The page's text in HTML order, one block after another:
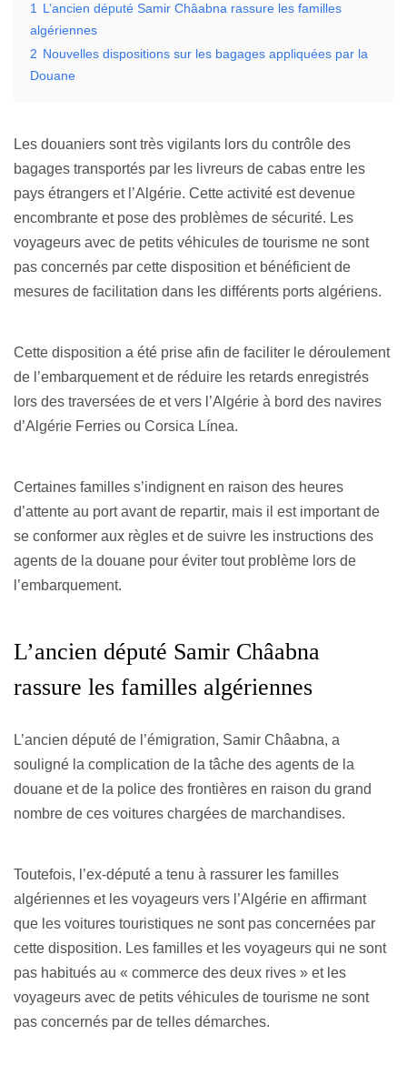
1 L’ancien député Samir Châabna rassure les familles
algériennes
2 Nouvelles dispositions sur les bagages appliquées par la
Douane
Les douaniers sont très vigilants lors du contrôle des
bagages transportés par les livreurs de cabas entre les
pays étrangers et l’Algérie. Cette activité est devenue
encombrante et pose des problèmes de sécurité. Les
voyageurs avec de petits véhicules de tourisme ne sont
pas concernés par cette disposition et bénéficient de
mesures de facilitation dans les différents ports algériens.
Cette disposition a été prise afin de faciliter le déroulement
de l’embarquement et de réduire les retards enregistrés
lors des traversées de et vers l’Algérie à bord des navires
d’Algérie Ferries ou Corsica Línea.
Certaines familles s’indignent en raison des heures
d’attente au port avant de repartir, mais il est important de
se conformer aux règles et de suivre les instructions des
agents de la douane pour éviter tout problème lors de
l’embarquement.
L’ancien député Samir Châabna
rassure les familles algériennes
L’ancien député de l’émigration, Samir Châabna, a
souligné la complication de la tâche des agents de la
douane et de la police des frontières en raison du grand
nombre de ces voitures chargées de marchandises.
Toutefois, l’ex-député a tenu à rassurer les familles
algériennes et les voyageurs vers l’Algérie en affirmant
que les voitures touristiques ne sont pas concernées par
cette disposition. Les familles et les voyageurs qui ne sont
pas habitués au « commerce des deux rives » et les
voyageurs avec de petits véhicules de tourisme ne sont
pas concernés par de telles démarches.